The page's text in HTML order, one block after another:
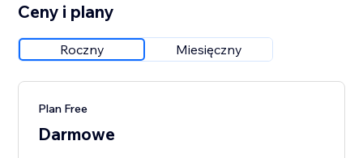
Ceny i plany
Roczny Miesięczny
Plan Free
Darmowe